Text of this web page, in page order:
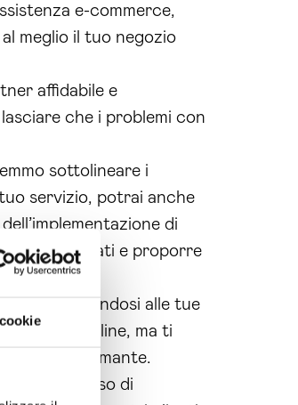
e-commerce,
meglio il tuo negozio
affidabile e
che i problemi con
sottolineare i
servizio, potrai anche
di
i tuoi dati e proporre
adattandosi alle tue
negozio online, ma ti
e performante.
un alto tasso di